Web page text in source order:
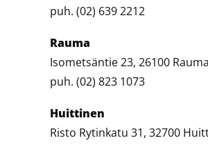
puh. (02) 639 2212
Rauma
Isometsäntie 23, 26100 Rauma
puh. (02) 823 1073
Huittinen
Risto Rytinkatu 31, 32700